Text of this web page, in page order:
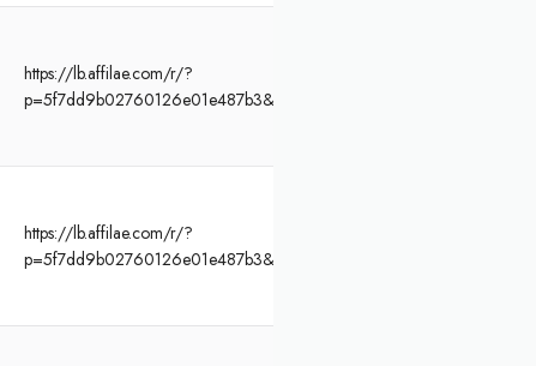
https://lb.affilae.com/r/?
https://lb.affilae.com/r/?